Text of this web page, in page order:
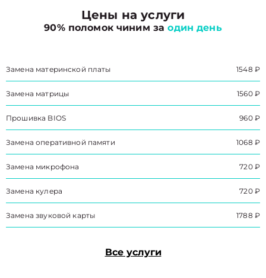
Цены на услуги
90% поломок чиним заодин день
Замена материнской платы 1548 ₽
Замена матрицы 1560 ₽
Прошивка BIOS 960 ₽
Замена оперативной памяти 1068 ₽
Замена микрофона 720 ₽
Замена кулера 720 ₽
Замена звуковой карты 1788 ₽
Все услуги